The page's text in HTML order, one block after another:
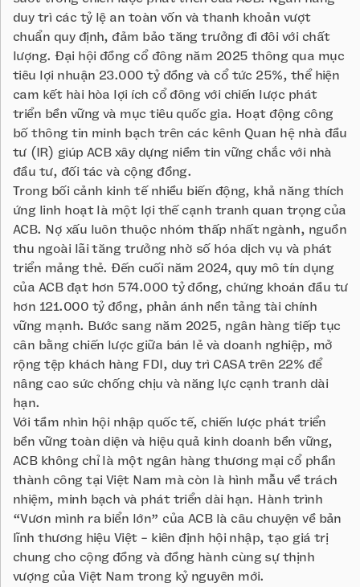
duy trì các tỷ lệ an toàn vốn và thanh khoản vượt
chuẩn quy định, đảm bảo tăng trưởng đi đôi với chất
lượng. Đại hội đồng cổ đông năm 2025 thông qua mục
tiêu lợi nhuận 23.000 tỷ đồng và cổ tức 25%, thể hiện
cam kết hài hòa lợi ích cổ đông với chiến lược phát
triển bền vững và mục tiêu quốc gia. Hoạt động công
bố thông tin minh bạch trên các kênh Quan hệ nhà đầu
tư (IR) giúp ACB xây dựng niềm tin vững chắc với nhà
đầu tư, đối tác và cộng đồng.
Trong bối cảnh kinh tế nhiều biến động, khả năng thích
ứng linh hoạt là một lợi thế cạnh tranh quan trọng của
ACB. Nợ xấu luôn thuộc nhóm thấp nhất ngành, nguồn
thu ngoài lãi tăng trưởng nhờ số hóa dịch vụ và phát
triển mảng thẻ. Đến cuối năm 2024, quy mô tín dụng
của ACB đạt hơn 574.000 tỷ đồng, chứng khoán đầu tư
hơn 121.000 tỷ đồng, phản ánh nền tảng tài chính
vững mạnh. Bước sang năm 2025, ngân hàng tiếp tục
cân bằng chiến lược giữa bán lẻ và doanh nghiệp, mở
rộng tệp khách hàng FDI, duy trì CASA trên 22% để
nâng cao sức chống chịu và năng lực cạnh tranh dài
hạn.
Với tầm nhìn hội nhập quốc tế, chiến lược phát triển
bền vững toàn diện và hiệu quả kinh doanh bền vững,
ACB không chỉ là một ngân hàng thương mại cổ phần
thành công tại Việt Nam mà còn là hình mẫu về trách
nhiệm, minh bạch và phát triển dài hạn. Hành trình
“Vươn mình ra biển lớn” của ACB là câu chuyện về bản
lĩnh thương hiệu Việt - kiên định hội nhập, tạo giá trị
chung cho cộng đồng và đồng hành cùng sự thịnh
vượng của Việt Nam trong kỷ nguyên mới.